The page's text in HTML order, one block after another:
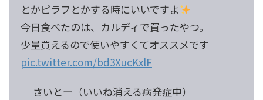
とかピラフとかする時にいいですよ
今日食べたのは、カルディで買ったやつ。
少量買えるので使いやすくてオススメです
pic.twitter.com/bd3XucKxlF
— さいとー（いいね消える病発症中）